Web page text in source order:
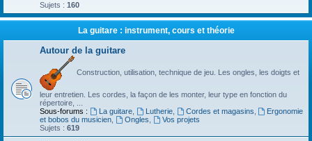
Sujets : 160
La guitare : instrument, cours et théorie
Autour de la guitare
Construction, utilisation, technique de jeu. Les ongles, les doigts et
leur entretien. Les cordes, la façon de les monter, leur type en fonction du
répertoire, ...
Sous-forums :
La guitare, Lutherie, Cordes et magasins
Ergonomie
et bobos du musicien
Ongles
Vos projets
Sujets : 619